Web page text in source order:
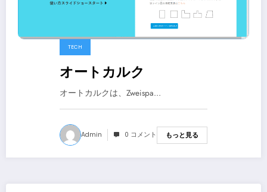
TECH
オートカルク
オートカルクは、Zweispa…
Admin 0 コメント もっと見る